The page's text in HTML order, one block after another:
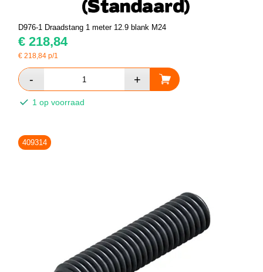
D976-1 Draadstang 1 meter 12.9 blank M24
€ 218,84
€218,84 p/1
1 op voorraad
409314